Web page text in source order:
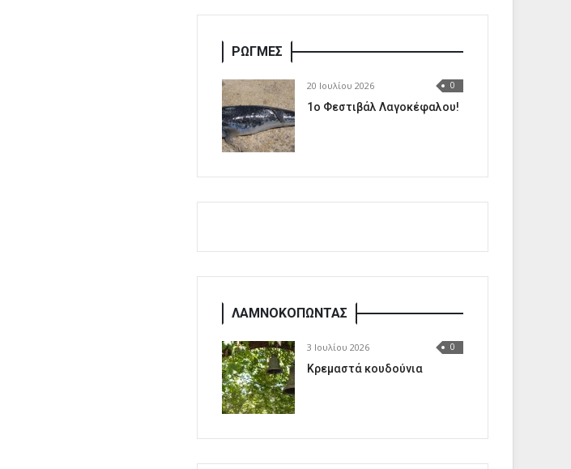
ΡΩΓΜΕΣ
20 Ιουλίου 2026 0
1o Φεστιβάλ Λαγοκέφαλου!
ΛΑΜΝΟΚΟΠΩΝΤΑΣ
3 Ιουλίου 2026 0
Κρεμαστά κουδούνια